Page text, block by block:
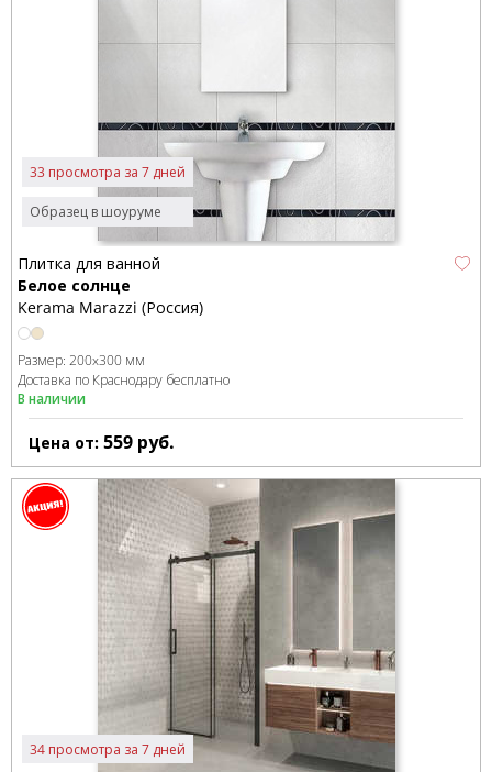
Образец в шоуруме
33 просмотра за 7 дней
Плитка для ванной
Белое солнце
Kerama Marazzi (Россия)
Размер: 200x300 мм
Доставка по Краснодару бесплатно
В наличии
Цена от: 559 руб.
34 просмотра за 7 дней